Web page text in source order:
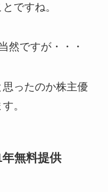
ですね。
然ですが・・・
ったのか株主優
。
無料提供